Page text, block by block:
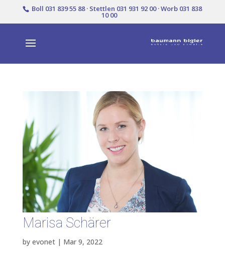
Boll 031 839 55 88 · Stettlen 031 931 92 00 · Worb 031 838
10 00
Marisa Schärer
by evonet| Mar 9, 2022